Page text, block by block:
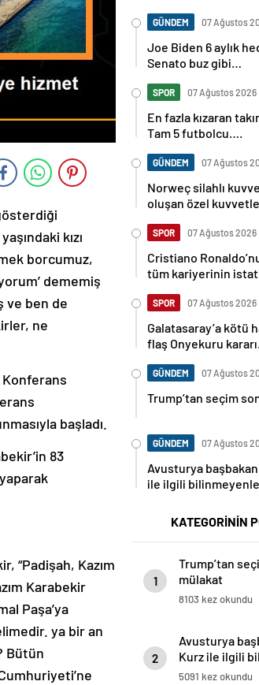
kızı
borcumuz,
dememiş
ve ben de
ne
Konferans
başladı.
83
“Padişah, Kazım
Karabekir
Paşa’ya
ya bir an
Bütün
GÜNDEM 07 Ağustos
Joe Biden 6 aylık
Senato buz gibi…
SPOR 07 Ağustos 2026
En fazla kızaran
Tam 5 futbolcu….
GÜNDEM 07 Ağustos
Norweç silahlı
oluşan özel
SPOR 07 Ağustos 2026
Cristiano
tüm kariyerinin
SPOR 07 Ağustos 2026
Galatasaray’a kötü
flaş Onyekuru kararı.
GÜNDEM 07 Ağustos
Trump’tan seçim
GÜNDEM 07 Ağustos
Avusturya
ile ilgili
KATEGORİNİN
1
Trump’tan
mülakat
8103 kez okundu
2
Avusturya
Kurz ile ilgili
5091 kez okundu